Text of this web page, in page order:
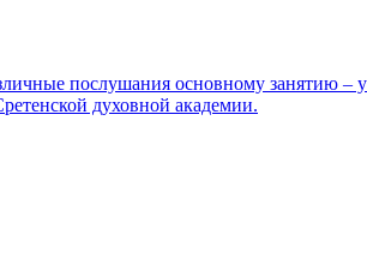
послушания основному занятию –
духовной академии.